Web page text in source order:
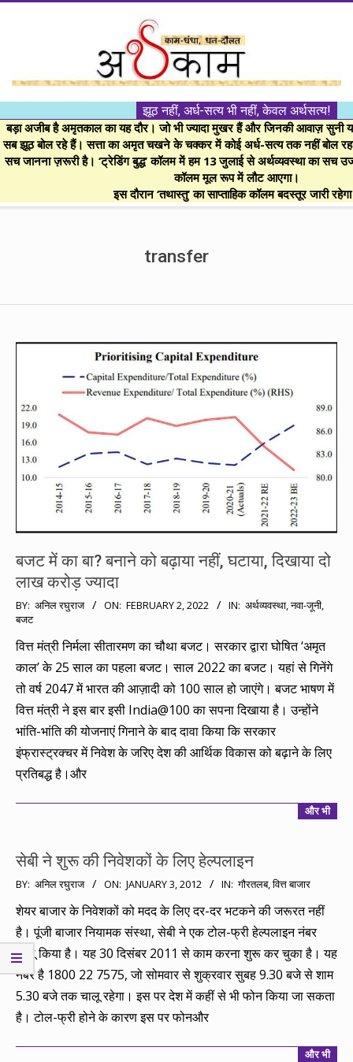
।।
अर्थकाम।।
BE
FINANCIALLY
झूठ नहीं, अर्ध-सत्य भी नहीं, केवल अर्थसत्य!
बड़ा अजीब है अमृतकाल का यह दौर। जो भी ज्यादा मुखर हैं और जिनकी आवाज़ सुनी
सब झूठ बोल रहे हैं। सत्ता का अमृत चखने के चक्कर में कोई अर्ध-सत्य तक नहीं बोल
सच जानना ज़रूरी है। ‘ट्रेडिंग बुद्ध’ कॉलम में हम 13 जुलाई से अर्थव्यवस्था का सच
कॉलम मूल रूप में लौट आएगा।
इस दौरान ‘तथास्तु’ का साप्ताहिक कॉलम बदस्तूर जारी
transfer
बजट में का बा? बनाने को बढ़ाया नहीं, घटाया, दिखाया दो
लाख करोड़ ज्यादा
2022-
02-
02
BY: अनिल रघुराज ON: FEBRUARY 2, 2022 IN: अर्थव्यवस्था,नवा-जूनी,
बजट
वित्त मंत्री निर्मला सीतारमण का चौथा बजट। सरकार द्वारा घोषित ‘अमृत
काल’ के 25 साल का पहला बजट। साल 2022 का बजट। यहां से गिनेंगे
तो वर्ष 2047 में भारत की आज़ादी को 100 साल हो जाएंगे। बजट भाषण में
वित्त मंत्री ने इस बार इसी India@100 का सपना दिखाया है। उन्होंने
भांति-भांति की योजनाएं गिनाने के बाद दावा किया कि सरकार
इंफ्रास्ट्रक्चर में निवेश के जरिए देश की आर्थिक विकास को बढ़ाने के लिए
प्रतिबद्ध है।और
और भी
सेबी ने शुरू की निवेशकों के लिए हेल्पलाइन
2012-
01-
03
BY: अनिल रघुराज ON: JANUARY 3, 2012 IN: गौरतलब,वित्त बाजार
शेयर बाजार के निवेशकों को मदद के लिए दर-दर भटकने की जरूरत नहीं
है। पूंजी बाजार नियामक संस्था, सेबी ने एक टोल-फ्री हेल्पलाइन नंबर
चालू किया है। यह 30 दिसंबर 2011 से काम करना शुरू कर चुका है। यह
नंबर है 1800 22 7575, जो सोमवार से शुक्रवार सुबह 9.30 बजे से शाम
5.30 बजे तक चालू रहेगा। इस पर देश में कहीं से भी फोन किया जा सकता
है। टोल-फ्री होने के कारण इस पर फोनऔर
और भी